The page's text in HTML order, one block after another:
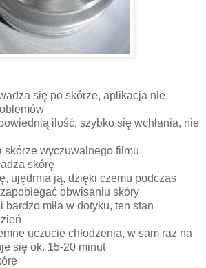
się po skórze, aplikacja nie
ilość, szybko się wchłania, nie
skórze wyczuwalnego filmu
skórę
ujędrnia ją, dzięki czemu podczas
obwisaniu skóry
bardzo miła w dotyku, ten stan
uczucie chłodzenia, w sam raz na
się ok. 15-20 minut